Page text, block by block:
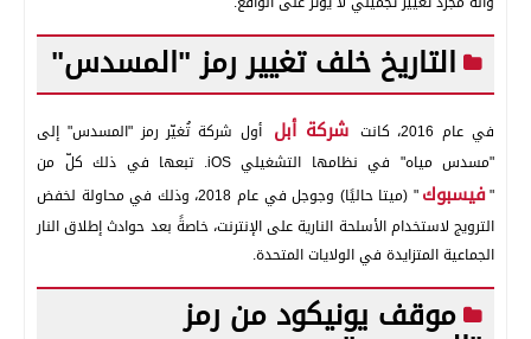
التاريخ خلف تغيير رمز "المسدس"
في عام 2016، كانت شركة أبل أول شركة تُغيّر رمز "المسدس" إلى
"مسدس مياه" في نظامها التشغيلي iOS. تبعها في ذلك كلّ من
"فيسبوك
" (ميتا حاليًا) وجوجل في عام 2018، وذلك في محاولة لخفض
الترويج لاستخدام الأسلحة النارية على الإنترنت، خاصةً بعد حوادث إطلاق النار
الجماعية المتزايدة في الولايات المتحدة.
موقف يونيكود من رمز